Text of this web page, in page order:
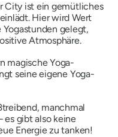
City ist ein gemütliches
Hier wird Wert
gelegt,
Atmosphäre.
magische Yoga-
seine eigene Yoga-
manchmal
es gibt also keine
Energie zu tanken!